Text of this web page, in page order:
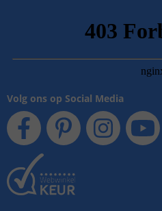
Volg ons op Social Media